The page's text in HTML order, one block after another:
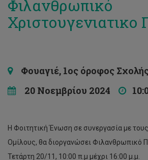
Φιλανθρωπικό
Χριστουγενιατικο
Φουαγιέ, 1ος όροφος
20 Νοεμβρίου 2024
Η Φοιτητική Ένωση σε συνεργασία με
Ομίλους, θα διοργανώσει Φιλανθρωπικό
Τετάρτη 20/11, 10:00 π.μ μέχρι 16:00 μ.μ.